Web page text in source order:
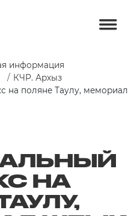
информация
КЧР. Архыз
на поляне Таулу, мемориал
НА